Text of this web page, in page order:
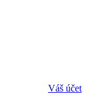
Váš účet